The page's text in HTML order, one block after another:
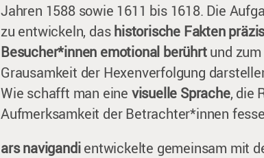
Jahren 1588 sowie 1611 bis 1618. Die
zu entwickeln, dashistorische Fakten
Besucher*innen emotional berührtund zum
Grausamkeit der Hexenverfolgung
Wie schafft man eine visuelle Sprache, die
Aufmerksamkeit der Betrachter*innen
ars navigandientwickelte gemeinsam mit